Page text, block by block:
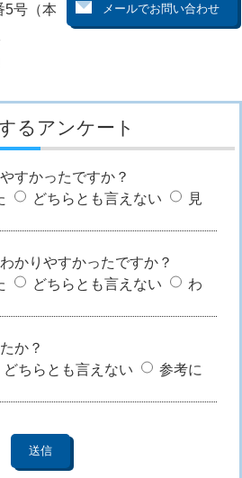
5号（本
るアンケート
すかったですか？
どちらとも言えない
見
かりやすかったですか？
どちらとも言えない
わ
か？
どちらとも言えない
参考に